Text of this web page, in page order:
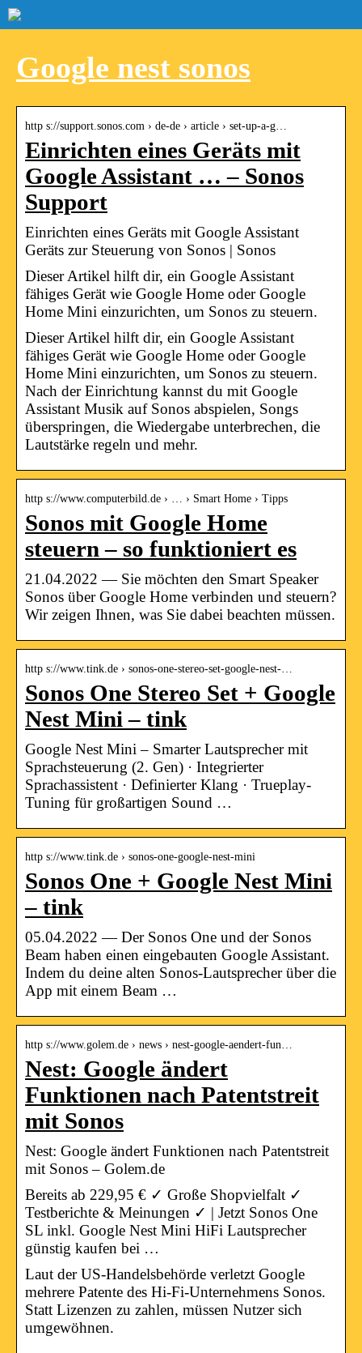
Google nest sonos
http s://support.sonos.com › de-de › article › set-up-a-g…
Einrichten eines Geräts mit
Google Assistant … – Sonos
Support
Einrichten eines Geräts mit Google Assistant
Geräts zur Steuerung von Sonos | Sonos
Dieser Artikel hilft dir, ein Google Assistant
fähiges Gerät wie Google Home oder Google
Home Mini einzurichten, um Sonos zu steuern.
Dieser Artikel hilft dir, ein Google Assistant
fähiges Gerät wie Google Home oder Google
Home Mini einzurichten, um Sonos zu steuern.
Nach der Einrichtung kannst du mit Google
Assistant Musik auf Sonos abspielen, Songs
überspringen, die Wiedergabe unterbrechen, die
Lautstärke regeln und mehr.
http s://www.computerbild.de › … › Smart Home › Tipps
Sonos mit Google Home
steuern – so funktioniert es
21.04.2022 — Sie möchten den Smart Speaker
Sonos über Google Home verbinden und steuern?
Wir zeigen Ihnen, was Sie dabei beachten müssen.
http s://www.tink.de › sonos-one-stereo-set-google-nest-…
Sonos One Stereo Set + Google
Nest Mini – tink
Google Nest Mini – Smarter Lautsprecher mit
Sprachsteuerung (2. Gen) · Integrierter
Sprachassistent · Definierter Klang · Trueplay-
Tuning für großartigen Sound …
http s://www.tink.de › sonos-one-google-nest-mini
Sonos One + Google Nest Mini
– tink
05.04.2022 — Der Sonos One und der Sonos
Beam haben einen eingebauten Google Assistant.
Indem du deine alten Sonos-Lautsprecher über die
App mit einem Beam …
http s://www.golem.de › news › nest-google-aendert-fun…
Nest: Google ändert
Funktionen nach Patentstreit
mit Sonos
Nest: Google ändert Funktionen nach Patentstreit
mit Sonos – Golem.de
Bereits ab 229,95 € ✓ Große Shopvielfalt ✓
Testberichte & Meinungen ✓ | Jetzt Sonos One
SL inkl. Google Nest Mini HiFi Lautsprecher
günstig kaufen bei …
Laut der US-Handelsbehörde verletzt Google
mehrere Patente des Hi-Fi-Unternehmens Sonos.
Statt Lizenzen zu zahlen, müssen Nutzer sich
umgewöhnen.